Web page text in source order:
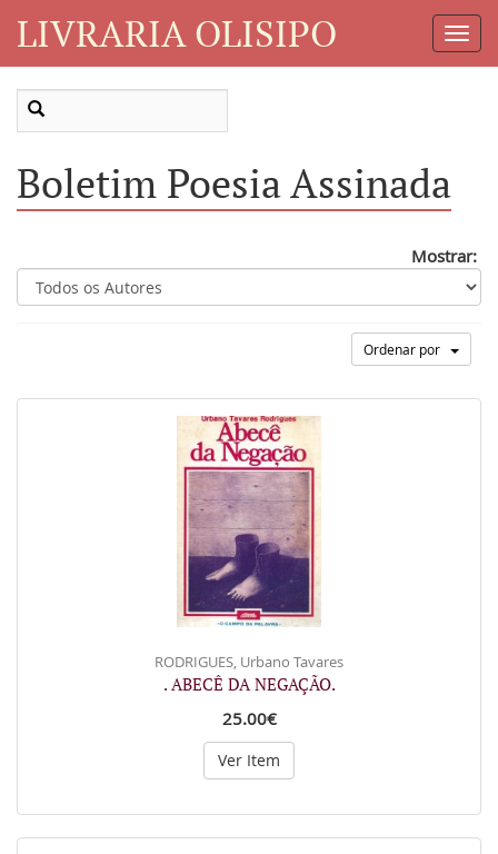
LIVRARIA OLISIPO
Boletim Poesia Assinada
Mostrar:
Ordenar por
RODRIGUES, Urbano Tavares
. ABECÊ DA NEGAÇÃO.
25.00€
Ver Item